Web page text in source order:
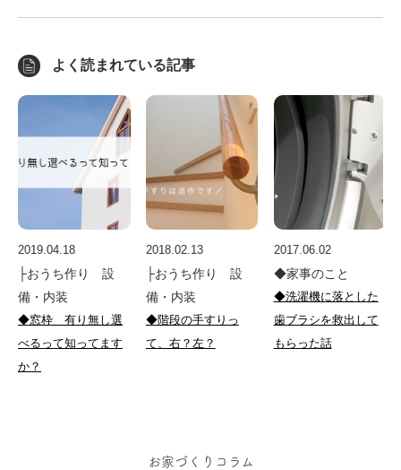
よく読まれている記事
2019.04.18
├おうち作り 設
備・内装
◆窓枠 有り無し選
べるって知ってます
か？
2018.02.13
├おうち作り 設
備・内装
◆階段の手すりっ
て、右？左？
2017.06.02
◆家事のこと
◆洗濯機に落とした
歯ブラシを救出して
もらった話
お家づくりコラム